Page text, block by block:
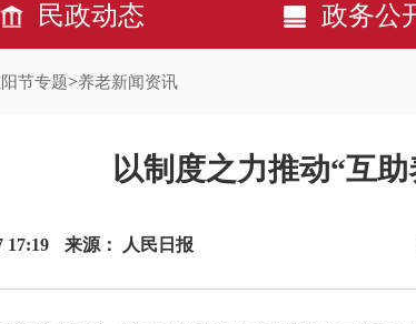
民政动态 政务公
节专题>养老新闻资讯
以制度之力推动“互
17:19 来源： 人民日报